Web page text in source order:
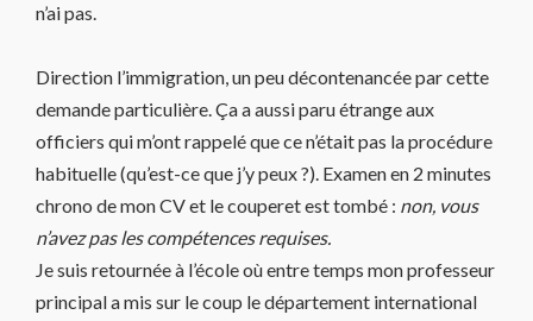
n’ai pas.
Direction l’immigration, un peu décontenancée par cette
demande particulière. Ça a aussi paru étrange aux
officiers qui m’ont rappelé que ce n’était pas la procédure
habituelle (qu’est-ce que j’y peux ?). Examen en 2 minutes
chrono de mon CV et le couperet est tombé : non, vous
n’avez pas les compétences requises.
Je suis retournée à l’école où entre temps mon professeur
principal a mis sur le coup le département international